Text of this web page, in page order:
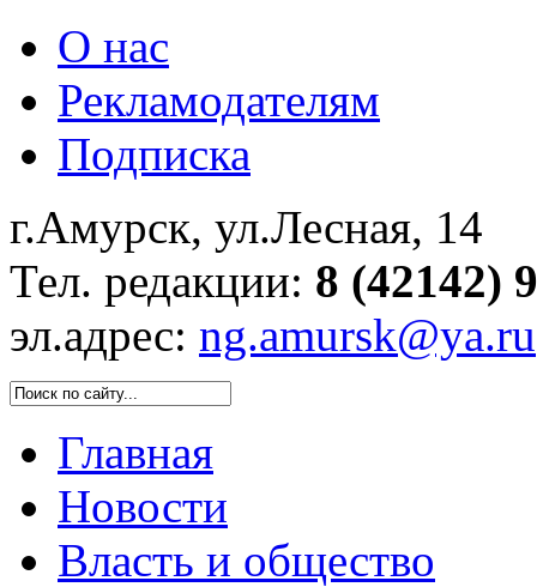
О нас
Рекламодателям
Подписка
г.Амурск, ул.Лесная, 14
Тел. редакции: 8 (42142)
эл.адрес: ng.amursk@ya.ru
Главная
Новости
Власть и общество